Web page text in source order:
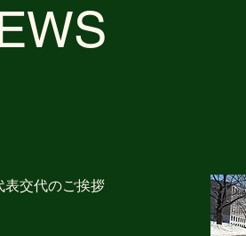
表交代のご挨拶